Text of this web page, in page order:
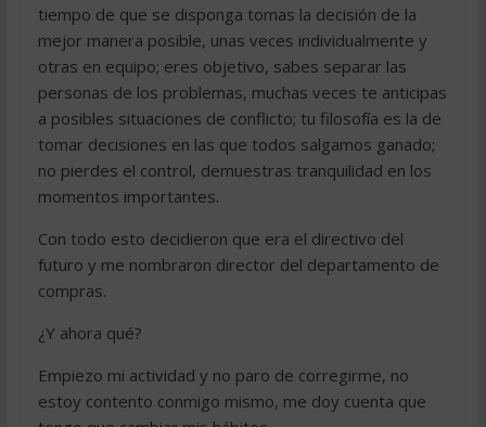
tiempo de que se disponga tomas la decisión de la
mejor manera posible, unas veces individualmente y
otras en equipo; eres objetivo, sabes separar las
personas de los problemas, muchas veces te anticipas
a posibles situaciones de conflicto; tu filosofía es la de
tomar decisiones en las que todos salgamos ganado;
no pierdes el control, demuestras tranquilidad en los
momentos importantes.
Con todo esto decidieron que era el directivo del
futuro y me nombraron director del departamento de
compras.
¿Y ahora qué?
Empiezo mi actividad y no paro de corregirme, no
estoy contento conmigo mismo, me doy cuenta que